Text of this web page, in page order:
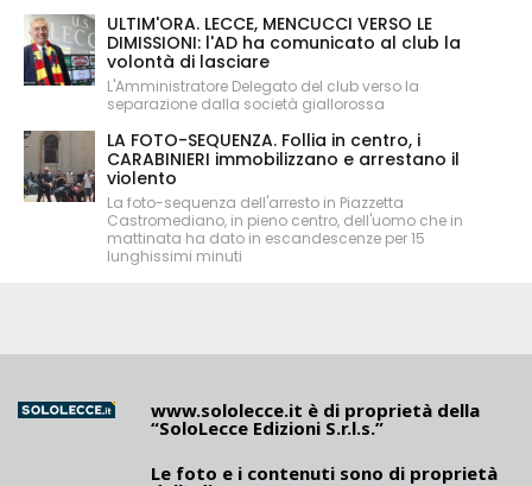
ULTIM'ORA. LECCE, MENCUCCI VERSO LE
DIMISSIONI: l'AD ha comunicato al club la
volontà di lasciare
L'Amministratore Delegato del club verso la
separazione dalla società giallorossa
LA FOTO-SEQUENZA. Follia in centro, i
CARABINIERI immobilizzano e arrestano il
violento
La foto-sequenza dell'arresto in Piazzetta
Castromediano, in pieno centro, dell'uomo che in
mattinata ha dato in escandescenze per 15
lunghissimi minuti
www.sololecce.it è di proprietà della
“SoloLecce Edizioni S.r.l.s.”
Le foto e i contenuti sono di proprietà